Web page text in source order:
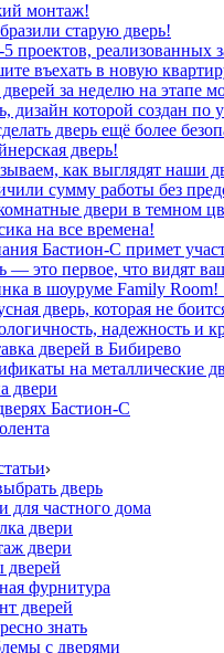
монтаж!
старую дверь!
проектов, реализованных
въехать в новую
за неделю на этапе
дизайн которой создан по
дверь ещё более
дверь!
как выглядят наши
сумму работы без
двери в темном
на все времена!
Бастион-С примет
— это первое, что видят
в шоуруме Family Room!
дверь, которая не
надежность и
дверей в Бибирево
на металлические
двери
Бастион-С
дверь
для частного дома
двери
двери
фурнитура
дверей
знать
с дверями